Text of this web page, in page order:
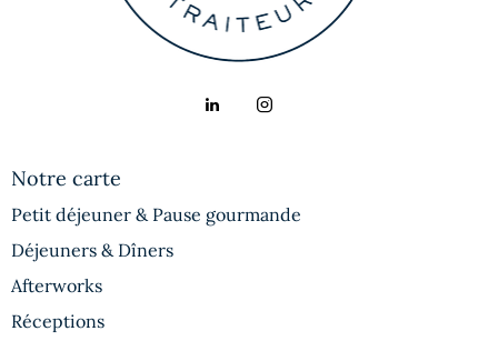
Notre carte
Petit déjeuner & Pause gourmande
Déjeuners & Dîners
Afterworks
Réceptions